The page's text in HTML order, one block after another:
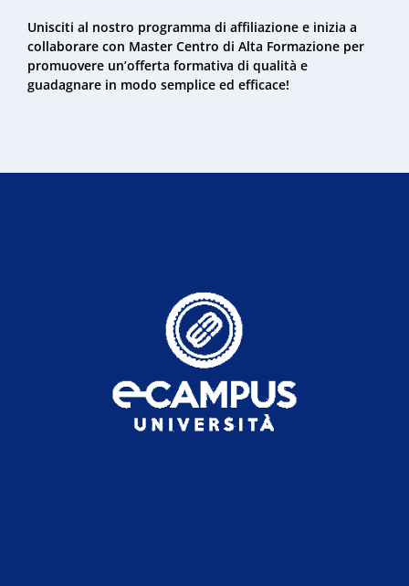
Unisciti al nostro programma di affiliazione e inizia a
collaborare con Master Centro di Alta Formazione per
promuovere un’offerta formativa di qualità e
guadagnare in modo semplice ed efficace!